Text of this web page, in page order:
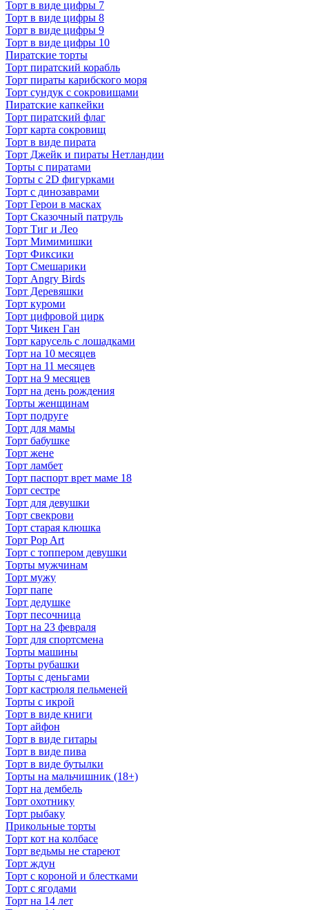
Торт в виде цифры 7
Торт в виде цифры 8
Торт в виде цифры 9
Торт в виде цифры 10
Пиратские торты
Торт пиратский корабль
Торт пираты карибского моря
Торт сундук с сокровищами
Пиратские капкейки
Торт пиратский флаг
Торт карта сокровищ
Торт в виде пирата
Торт Джейк и пираты Нетландии
Торты с пиратами
Торты с 2D фигурками
Торт с динозаврами
Торт Герои в масках
Торт Сказочный патруль
Торт Тиг и Лео
Торт Мимимишки
Торт Фиксики
Торт Смешарики
Торт Angry Birds
Торт Деревяшки
Торт куроми
Торт цифровой цирк
Торт Чикен Ган
Торт карусель с лошадками
Торт на 10 месяцев
Торт на 11 месяцев
Торт на 9 месяцев
Торт на день рождения
Торты женщинам
Торт подруге
Торт для мамы
Торт бабушке
Торт жене
Торт ламбет
Торт паспорт врет маме 18
Торт сестре
Торт для девушки
Торт свекрови
Торт старая клюшка
Торт Pop Art
Торт с топпером девушки
Торты мужчинам
Торт мужу
Торт папе
Торт дедушке
Торт песочница
Торт на 23 февраля
Торт для спортсмена
Торты машины
Торты рубашки
Торты с деньгами
Торт кастрюля пельменей
Торты с икрой
Торт в виде книги
Торт айфон
Торт в виде гитары
Торт в виде пива
Торт в виде бутылки
Торты на мальчишник (18+)
Торт на дембель
Торт охотнику
Торт рыбаку
Прикольные торты
Торт кот на колбасе
Торт ведьмы не стареют
Торт ждун
Торт с короной и блестками
Торт с ягодами
Торт на 14 лет